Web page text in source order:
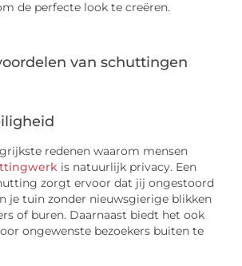
de perfecte look te creëren.
van schuttingen
redenen waarom mensen
is natuurlijk privacy. Een
zorgt ervoor dat jij ongestoord
je tuin zonder nieuwsgierige blikken
of buren. Daarnaast biedt het ook
ongewenste bezoekers buiten te